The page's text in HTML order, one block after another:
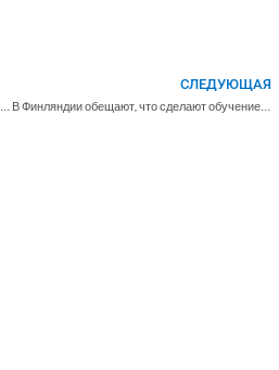
В прошлом году интернет-мошенники выудили у жителей Финляндии более 30 млн евро
СЛЕДУЮЩАЯ
В Финляндии обещают, что сделают обучение иностранных студентов более комфортным